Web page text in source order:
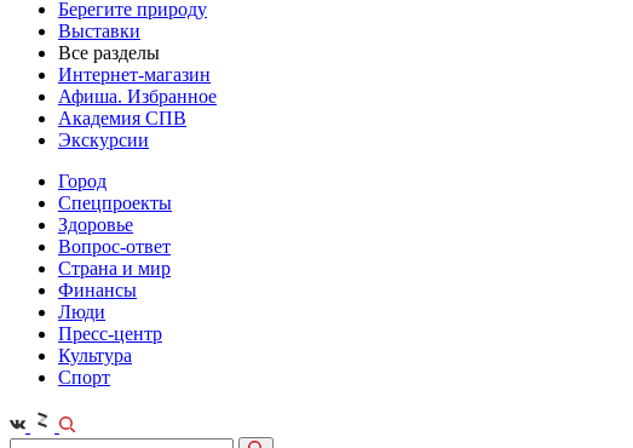
Берегите природу
Выставки
Все разделы
Интернет-магазин
Афиша. Избранное
Академия СПВ
Экскурсии
Город
Спецпроекты
Здоровье
Вопрос-ответ
Страна и мир
Финансы
Люди
Пресс-центр
Культура
Спорт